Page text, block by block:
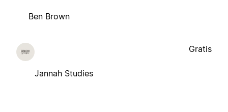
Ben Brown
Jannah Studies
Gratis